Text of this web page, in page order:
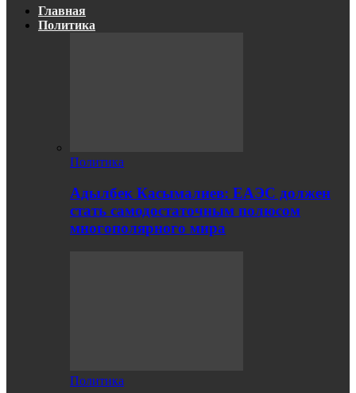
Главная
Политика
Политика
Адылбек Касымалиев: ЕАЭС должен
стать самодостаточным полюсом
многополярного мира
Политика